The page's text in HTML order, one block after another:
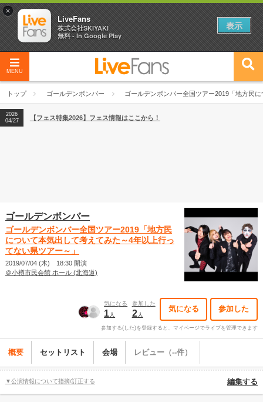
MENU
トップ ゴールデンボンバー ゴールデンボンバー全国ツアー2019「地方民
2026
04/27
2026
【ライブ動員ランキング】2026年上半期編発表！
2026
04/27
【フェス特集2026】フェス情報はここから！
ゴールデンボンバー
ゴールデンボンバー全国ツアー2019「地方民
について本気出して考えてみた～4年以上行っ
てない県ツアー～」
2019/07/04 (木) 18:30 開演
＠小樽市民会館 ホール (北海道)
気になる
1人
参加した
2人
気になる 参加した
参加する(した)を登録すると、マイページでライブを管理できます
概要 セットリスト 会場 レビュー（--件）
▼公演情報について指摘/訂正する 編集する
×
LiveFans
株式会社SKIYAKI
無料 - In Google Play
表示